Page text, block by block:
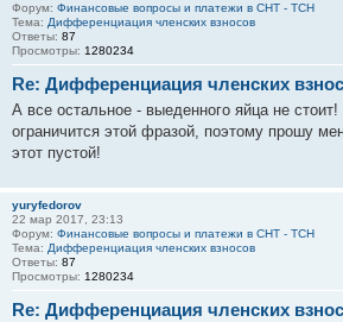
Форум: Финансовые вопросы и платежи в СНТ - ТСН
Тема: Дифференциация членских взносов
Ответы: 87
Просмотры: 1280234
Re: Дифференциация членских
А все остальное - выеденного яйца не
ограничится этой фразой, поэтому прошу
этот пустой!
yuryfedorov
22 мар 2017, 23:13
Форум: Финансовые вопросы и платежи в СНТ - ТСН
Тема: Дифференциация членских взносов
Ответы: 87
Просмотры: 1280234
Re: Дифференциация членских